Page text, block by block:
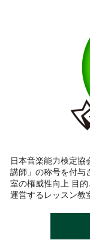
日本音楽能力検定協
講師」の称号を付与
室の権威性向上 目
運営するレッスン